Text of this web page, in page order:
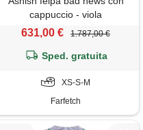
cappuccio - viola
631,00 € 1.787,00 €
Sped. gratuita
XS-S-M
Farfetch